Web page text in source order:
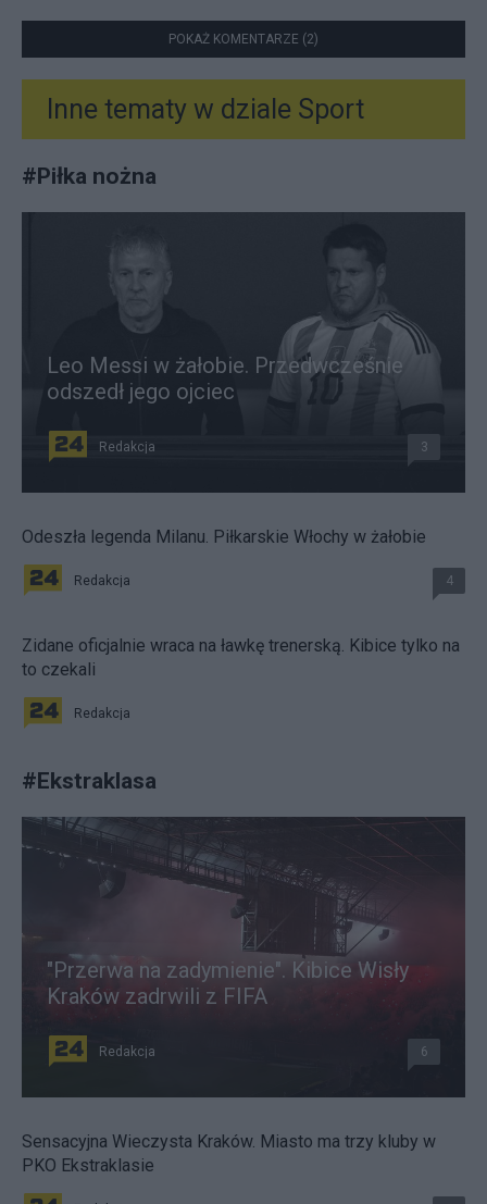
POKAŻ KOMENTARZE (2)
Inne tematy w dziale Sport
#Piłka nożna
Leo Messi w żałobie. Przedwcześnie
odszedł jego ojciec
Redakcja 3
Odeszła legenda Milanu. Piłkarskie Włochy w żałobie
Redakcja 4
Zidane oficjalnie wraca na ławkę trenerską. Kibice tylko na
to czekali
Redakcja
#Ekstraklasa
"Przerwa na zadymienie". Kibice Wisły
Kraków zadrwili z FIFA
Redakcja 6
Sensacyjna Wieczysta Kraków. Miasto ma trzy kluby w
PKO Ekstraklasie